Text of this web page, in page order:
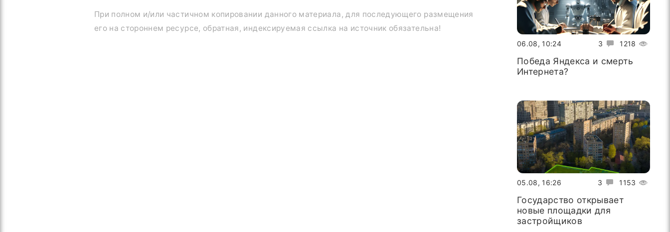
При полном и/или частичном копировании данного материала, для последующего размещения
его на стороннем ресурсе, обратная, индексируемая ссылка на источник обязательна!
3 1218
06.08, 10:24
Победа Яндекса и смерть
Интернета?
3 1153
05.08, 16:26
Государство открывает
новые площадки для
застройщиков